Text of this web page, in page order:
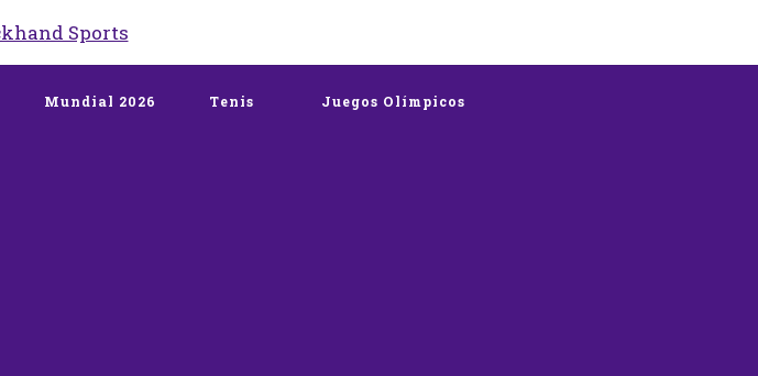
The Backhand Sports
Inicio
Mundial 2026 Tenis Juegos Olímpicos